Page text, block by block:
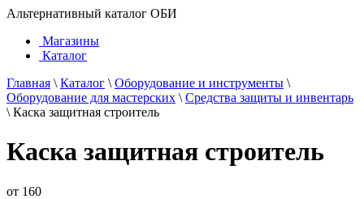
Альтернативный каталог ОБИ
Магазины
Каталог
Главная \ Каталог \ Оборудование и инструменты \
Оборудование для мастерских \ Средства защиты и инвентарь
\ Каска защитная строитель
Каска защитная строитель
от 160